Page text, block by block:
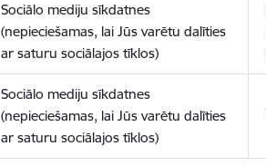
Sociālo mediju sīkdatnes
(nepieciešamas, lai Jūs varētu dalīties
ar saturu sociālajos tīklos)
Sociālo mediju sīkdatnes
(nepieciešamas, lai Jūs varētu dalīties
ar saturu sociālajos tīklos)